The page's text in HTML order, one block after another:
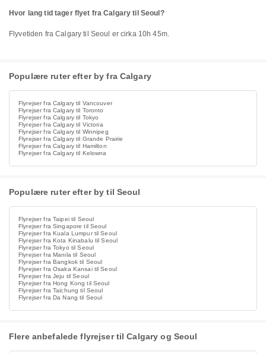
Hvor lang tid tager flyet fra Calgary til Seoul?
Flyvetiden fra Calgary til Seoul er cirka 10h 45m.
Populære ruter efter by fra Calgary
Flyrejser fra Calgary til Vancouver
Flyrejser fra Calgary til Toronto
Flyrejser fra Calgary til Tokyo
Flyrejser fra Calgary til Victoria
Flyrejser fra Calgary til Winnipeg
Flyrejser fra Calgary til Grande Prairie
Flyrejser fra Calgary til Hamilton
Flyrejser fra Calgary til Kelowna
Populære ruter efter by til Seoul
Flyrejser fra Taipei til Seoul
Flyrejser fra Singapore til Seoul
Flyrejser fra Kuala Lumpur til Seoul
Flyrejser fra Kota Kinabalu til Seoul
Flyrejser fra Tokyo til Seoul
Flyrejser fra Manila til Seoul
Flyrejser fra Bangkok til Seoul
Flyrejser fra Osaka Kansai til Seoul
Flyrejser fra Jeju til Seoul
Flyrejser fra Hong Kong til Seoul
Flyrejser fra Taichung til Seoul
Flyrejser fra Da Nang til Seoul
Flere anbefalede flyrejser til Calgary og Seoul